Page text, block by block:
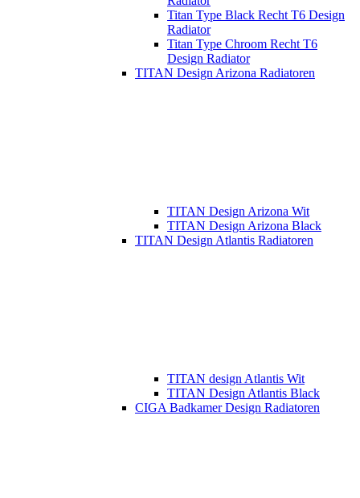
Titan Type Black Recht T6 Design
Radiator
Titan Type Chroom Recht T6
Design Radiator
TITAN Design Arizona Radiatoren
TITAN Design Arizona Wit
TITAN Design Arizona Black
TITAN Design Atlantis Radiatoren
TITAN design Atlantis Wit
TITAN Design Atlantis Black
CIGA Badkamer Design Radiatoren